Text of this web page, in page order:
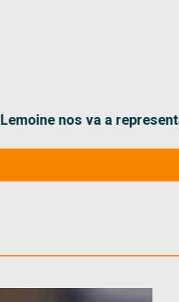
va a representar muy